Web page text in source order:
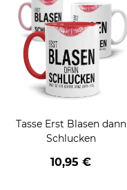
Tasse Erst Blasen dann
Schlucken
10,95 €